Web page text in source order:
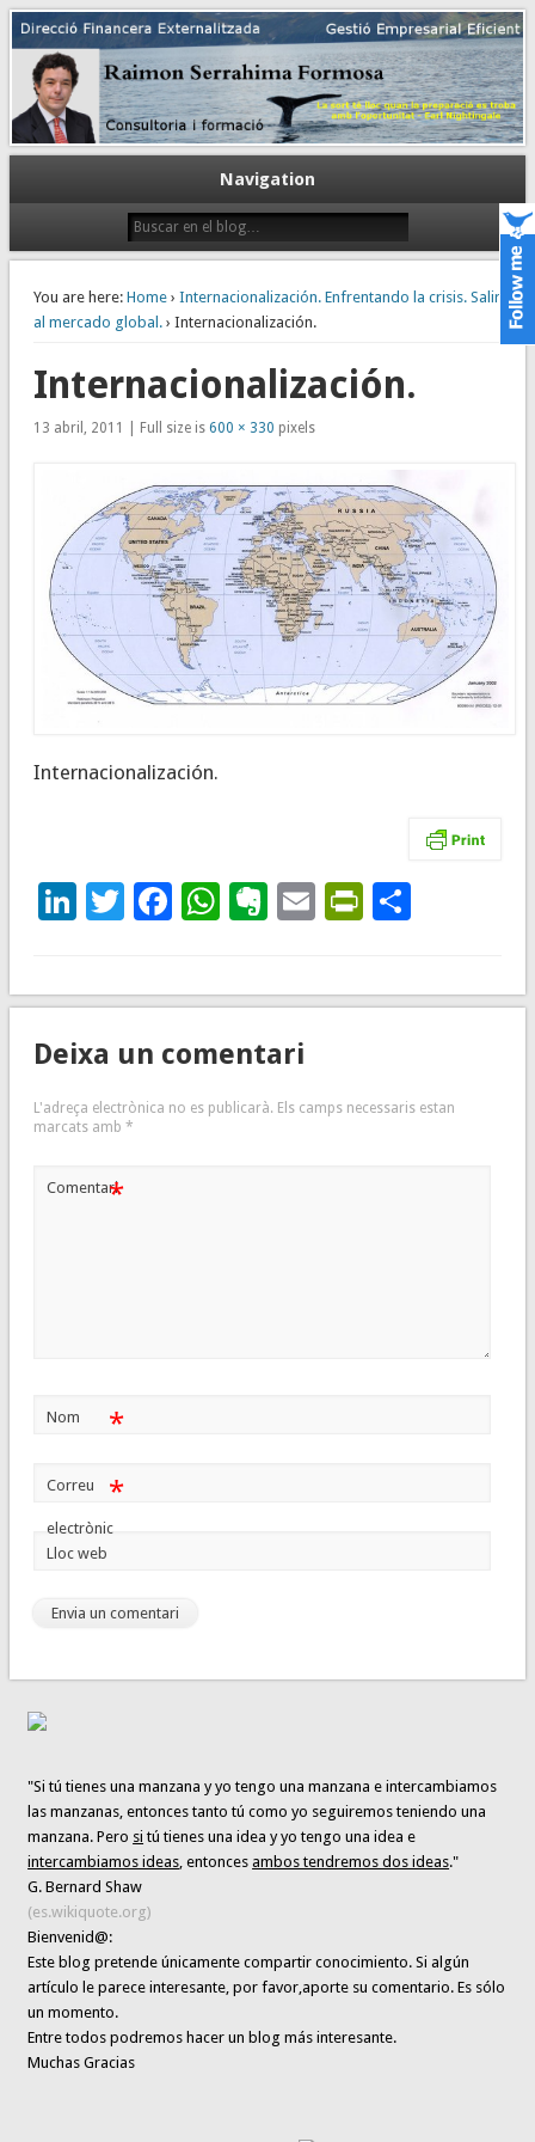
Dirección financiera de la PyME
Gestión empresarial eficiente. Dirección financiera externalizada.
Navigation
You are here: Home› Internacionalización. Enfrentando la crisis. Salir
al mercado global.› Internacionalización.
Internacionalización.
13 abril, 2011 | Full size is 600 × 330 pixels
Internacionalización.
LinkedIn
Twitter
Facebook
WhatsApp
Evernote
Email
Deixa un comentari
L'adreça electrònica no es publicarà. Els camps necessaris estan
marcats amb *
Comentari*
Nom *
Correu
electrònic
*
Lloc web
"Si tú tienes una manzana y yo tengo una manzana e intercambiamos
las manzanas, entonces tanto tú como yo seguiremos teniendo una
manzana. Pero si tú tienes una idea y yo tengo una idea e
intercambiamos ideas, entoncesambos tendremos dos ideas."
G. Bernard Shaw
(es.wikiquote.org)
Bienvenid@:
Este blog pretende únicamentecompartir conocimiento. Si algún
artículo le parece interesante,por favor,aporte su comentario. Es sólo
un momento.
Entre todos podremos hacer un blog más interesante.
Muchas Gracias